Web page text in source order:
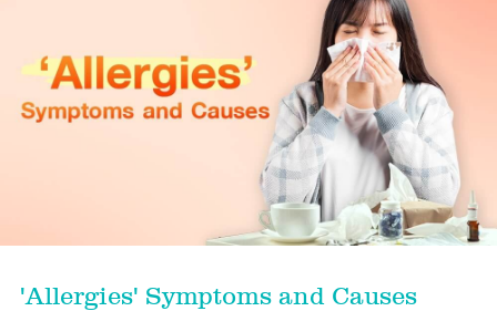
'Allergies' Symptoms and Causes